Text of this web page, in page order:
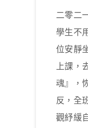
二零二
學生不
位安靜
上課，
魂』，
反，全
觀紓緩